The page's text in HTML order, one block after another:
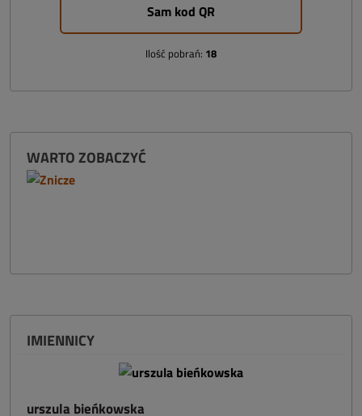
Sam kod QR
Ilość pobrań: 18
WARTO ZOBACZYĆ
IMIENNICY
urszula bieńkowska